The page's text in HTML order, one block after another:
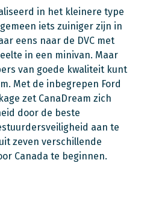
in het kleinere type
iets zuiniger zijn in
eens naar de DVC met
in een minivan. Maar
van goede kwaliteit kunt
Met de inbegrepen Ford
zet CanaDream zich
door de beste
aan te
zeven verschillende
Canada te beginnen.